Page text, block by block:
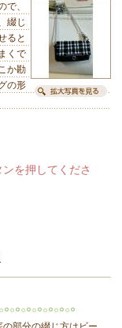
で、
綴じ
ると
くで
か勘
の形
を押してくださ